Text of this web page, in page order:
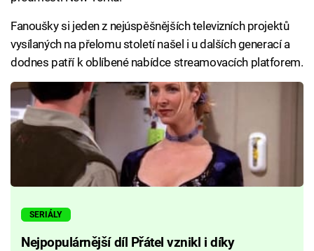
Fanoušky si jeden z nejúspěšnějších televizních projektů
vysílaných na přelomu století našel i u dalších generací a
dodnes patří k oblíbené nabídce streamovacích platforem.
SERIÁLY
Nejpopulárnější díl Přátel vznikl i díky